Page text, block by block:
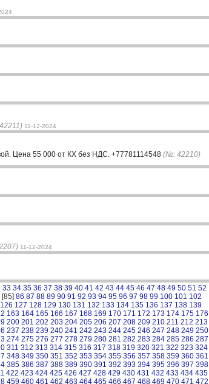
11-12-2024
Цена 55 000 от КХ без НДС. +77781114548 (№: 42210)
11-12-2024
33 34 35 36 37 38 39 40 41 42 43 44 45 46 47 48 49 50 51 52
[85] 86 87 88 89 90 91 92 93 94 95 96 97 98 99 100 101 102
126 127 128 129 130 131 132 133 134 135 136 137 138 139
163 164 165 166 167 168 169 170 171 172 173 174 175 176
200 201 202 203 204 205 206 207 208 209 210 211 212 213
237 238 239 240 241 242 243 244 245 246 247 248 249 250
274 275 276 277 278 279 280 281 282 283 284 285 286 287
311 312 313 314 315 316 317 318 319 320 321 322 323 324
348 349 350 351 352 353 354 355 356 357 358 359 360 361
385 386 387 388 389 390 391 392 393 394 395 396 397 398
422 423 424 425 426 427 428 429 430 431 432 433 434 435
459 460 461 462 463 464 465 466 467 468 469 470 471 472